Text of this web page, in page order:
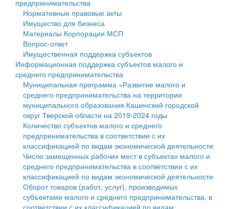
Государственные услуги
Промышленность и АПК
Экономика и бизнес
...
Символика
Устав
Гостям округа
Туризм
Культура
Образование
Здравоохранение
Социальная защита
Фотоальбом
муниципального округа Тверской области
Администрация Кашинского муниципального округа
Тверской области
Управление сельскими территориями
Открытые данные
Работа с обращениями граждан
Муниципальный контроль
Муниципальные услуги
Проекты административных регламентов
Антимонопольный комплаенс
Финансовое управление
Бюджет для граждан
Имущество
Выявление правообладателей ранее учтенных
объектов недвижимости
Имущественная поддержка субъектов малого и
среднего предпринимательства
Информационная поддержка субъектов малого и
среднего предпринимательства
Муниципальные программы
предпринимательства
Нормативные правовые акты
Имущество для бизнеса
Материалы Корпорации МСП
Вопрос-ответ
Имущественная поддержка субъектов
Информационная поддержка субъектов малого и
среднего предпринимательства
Муниципальная программа «Развитие малого и
среднего предпринимательства на территории
муниципального образования Кашинский городской
округ Тверской области на 2019-2024 годы
Количество субъектов малого и среднего
предпринимательства в соответствии с их
классификацией по видам экономической деятельности
Число замещенных рабочих мест в субъектах малого и
среднего предпринимательства в соответствии с их
классификацией по видам экономической деятельности
Оборот товаров (работ, услуг), производимых
субъектами малого и среднего предпринимательства, в
соответствии с их классификацией по видам